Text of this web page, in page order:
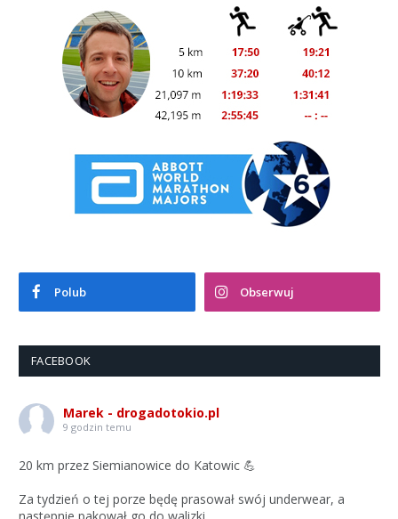
Polub Obserwuj
FACEBOOK
Marek - drogadotokio.pl
9 godzin temu
20 km przez Siemianowice do Katowic 💪
Za tydzień o tej porze będę prasował swój underwear, a